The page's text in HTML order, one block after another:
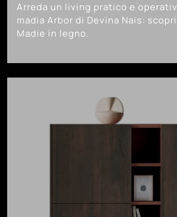
Arreda un living pratico e
madia Arbor di Devina Nais:
Madie in legno.